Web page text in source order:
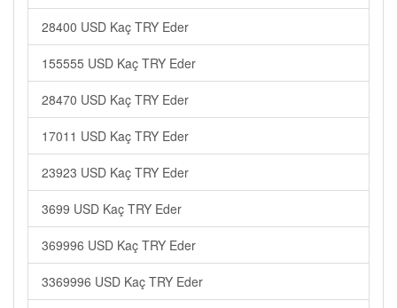
28400 USD Kaç TRY Eder
155555 USD Kaç TRY Eder
28470 USD Kaç TRY Eder
17011 USD Kaç TRY Eder
23923 USD Kaç TRY Eder
3699 USD Kaç TRY Eder
369996 USD Kaç TRY Eder
3369996 USD Kaç TRY Eder